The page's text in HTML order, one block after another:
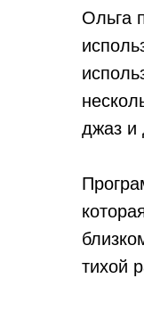
Ольга
джаз и
тихой